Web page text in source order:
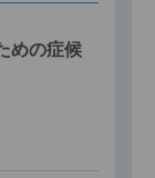
めの症候